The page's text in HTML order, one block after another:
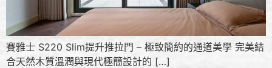
賽雅士 S220 Slim提升推拉門 – 極致簡約的通道美學 完美結
合天然木質溫潤與現代極簡設計的 […]